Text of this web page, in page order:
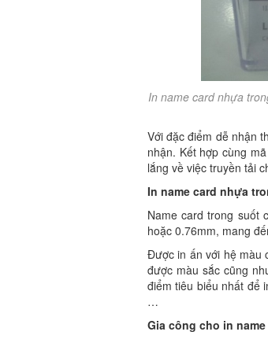
In name card nhựa
Với đặc điểm dễ nhận
nhận. Kết hợp cùng
lắng về việc truyền tải
In name card nhựa
Name card trong suốt
hoặc 0.76mm, mang
Được in ấn với hệ màu
được màu sắc cũng
điểm tiêu biểu nhất để
…
Gia công cho in